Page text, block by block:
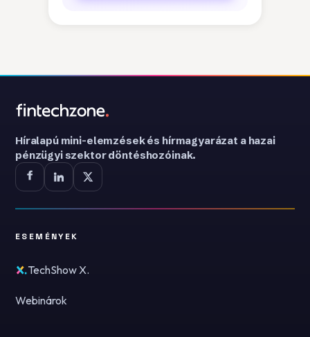
Híralapú mini-elemzések és hírmagyarázat a hazai
pénzügyi szektor döntéshozóinak.
ESEMÉNYEK
TechShow X.
Webinárok